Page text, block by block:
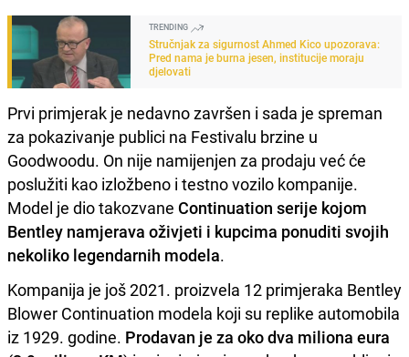
TRENDING
Stručnjak za sigurnost Ahmed Kico upozorava:
Pred nama je burna jesen, institucije moraju
djelovati
Prvi primjerak je nedavno završen i sada je spreman
za pokazivanje publici na Festivalu brzine u
Goodwoodu. On nije namijenjen za prodaju već će
poslužiti kao izložbeno i testno vozilo kompanije.
Model je dio takozvane Continuation serije kojom
Bentley namjerava oživjeti i kupcima ponuditi svojih
nekoliko legendarnih modela.
Kompanija je još 2021. proizvela 12 primjeraka Bentley
Blower Continuation modela koji su replike automobila
iz 1929. godine. Prodavan je za oko dva miliona eura